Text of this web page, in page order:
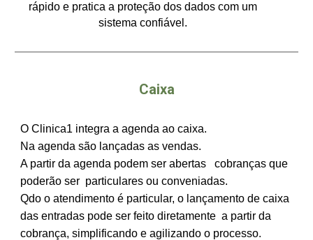
rápido e pratica a proteção dos dados com um
sistema confiável​​​​​.​​​​​
Caixa
O Clinica1 integra a agenda ao caixa.
Na agenda são lançadas as vendas.
​A partir da agenda podem ser abertas cobranças que
poderão ser particulares ou conveniadas.
Qdo o atendimento é particular, o lançamento de caixa
das entradas pode ser feito diretamente a partir da
cobrança, simplificando e agilizando o processo.